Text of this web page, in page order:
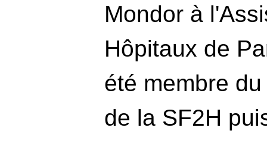
Mondor à
Hôpitaux de
été membre
de la SF2H